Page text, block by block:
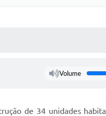
Volume
de 34 unidades